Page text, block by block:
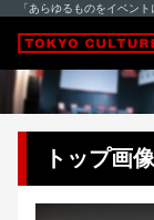
「あらゆるものをイベン
トップ画像